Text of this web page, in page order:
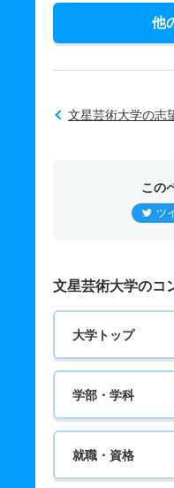
他
文星芸術大学の志
この
ツ
文星芸術大学のコ
大学トップ
学部・学科
就職・資格